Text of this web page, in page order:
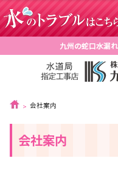
九州の蛇口水漏
会社案内
会社案内